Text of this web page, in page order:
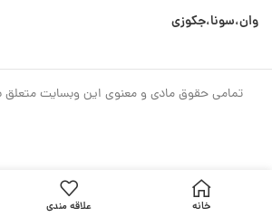
وان،سونا،جکوزی
تمامی حقوق مادی و معنوی این وبسایت متعلق
خانه علاقه مندی